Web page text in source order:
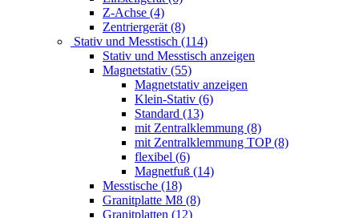
Z-Achse (4)
Zentriergerät (8)
Stativ und Messtisch (114)
Stativ und Messtisch anzeigen
Magnetstativ (55)
Magnetstativ anzeigen
Klein-Stativ (6)
Standard (13)
mit Zentralklemmung (8)
mit Zentralklemmung TOP (8)
flexibel (6)
Magnetfuß (14)
Messtische (18)
Granitplatte M8 (8)
Granitplatten (12)